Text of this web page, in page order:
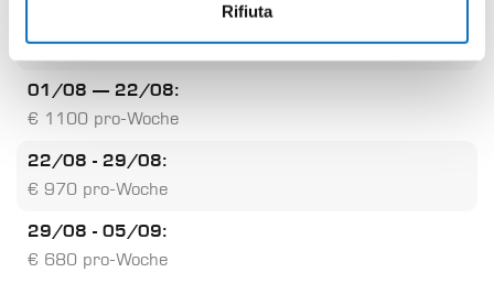
Rifiuta
€ 1000 pro-Woche
01/08 – 22/08:
€ 1100 pro-Woche
22/08 - 29/08:
€ 970 pro-Woche
29/08 - 05/09:
€ 680 pro-Woche